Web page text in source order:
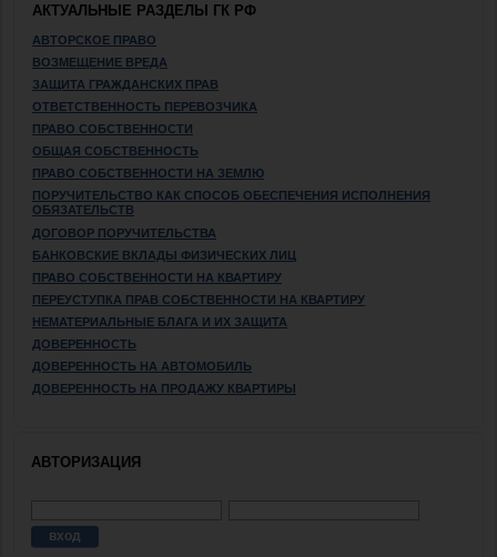
АКТУАЛЬНЫЕ РАЗДЕЛЫ ГК РФ
АВТОРСКОЕ ПРАВО
ВОЗМЕЩЕНИЕ ВРЕДА
ЗАЩИТА ГРАЖДАНСКИХ ПРАВ
ОТВЕТСТВЕННОСТЬ ПЕРЕВОЗЧИКА
ПРАВО СОБСТВЕННОСТИ
ОБЩАЯ СОБСТВЕННОСТЬ
ПРАВО СОБСТВЕННОСТИ НА ЗЕМЛЮ
ПОРУЧИТЕЛЬСТВО КАК СПОСОБ ОБЕСПЕЧЕНИЯ ИСПОЛНЕНИЯ
ОБЯЗАТЕЛЬСТВ
ДОГОВОР ПОРУЧИТЕЛЬСТВА
БАНКОВСКИЕ ВКЛАДЫ ФИЗИЧЕСКИХ ЛИЦ
ПРАВО СОБСТВЕННОСТИ НА КВАРТИРУ
ПЕРЕУСТУПКА ПРАВ СОБСТВЕННОСТИ НА КВАРТИРУ
НЕМАТЕРИАЛЬНЫЕ БЛАГА И ИХ ЗАЩИТА
ДОВЕРЕННОСТЬ
ДОВЕРЕННОСТЬ НА АВТОМОБИЛЬ
ДОВЕРЕННОСТЬ НА ПРОДАЖУ КВАРТИРЫ
АВТОРИЗАЦИЯ